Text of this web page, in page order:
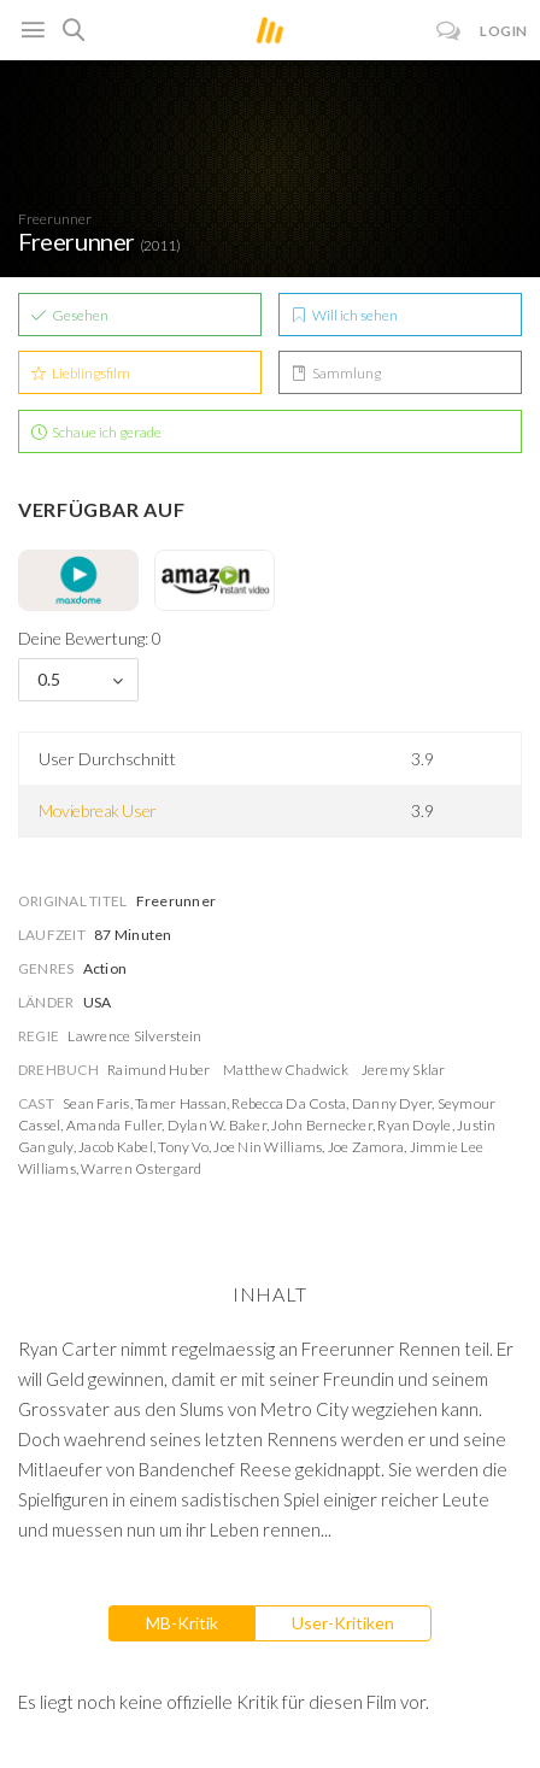
LOGIN
Freerunner
Freerunner (2011)
Gesehen Will ich sehen
Lieblingsfilm Sammlung
Schaue ich gerade
VERFÜGBAR AUF
Deine Bewertung: 0
0.5
User Durchschnitt 3.9
Moviebreak User 3.9
ORIGINAL TITEL Freerunner
LAUFZEIT 87 Minuten
GENRES Action
LÄNDER USA
REGIE Lawrence Silverstein
DREHBUCH Raimund Huber Matthew Chadwick
Jeremy Sklar
CAST Sean Faris,Tamer Hassan, Rebecca Da Costa, Danny Dyer, Seymour
Cassel, Amanda Fuller, Dylan W. Baker,John Bernecker, Ryan Doyle,Justin
Ganguly,Jacob Kabel,Tony Vo,Joe Nin Williams, Joe Zamora, Jimmie Lee
Williams,Warren Ostergard
INHALT
Ryan Carter nimmt regelmaessig an Freerunner Rennen teil. Er
will Geld gewinnen, damit er mit seiner Freundin und seinem
Grossvater aus den Slums von Metro City wegziehen kann.
Doch waehrend seines letzten Rennens werden er und seine
Mitlaeufer von Bandenchef Reese gekidnappt. Sie werden die
Spielfiguren in einem sadistischen Spiel einiger reicher Leute
und muessen nun um ihr Leben rennen...
MB-Kritik User-Kritiken
Es liegt noch keine offizielle Kritik für diesen Film vor.